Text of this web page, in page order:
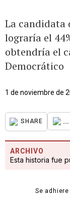
La candidata
lograría el
obtendría el
Democrático
1 de noviembre de
SHARE ...
ARCHIVO
Esta historia fue
Se